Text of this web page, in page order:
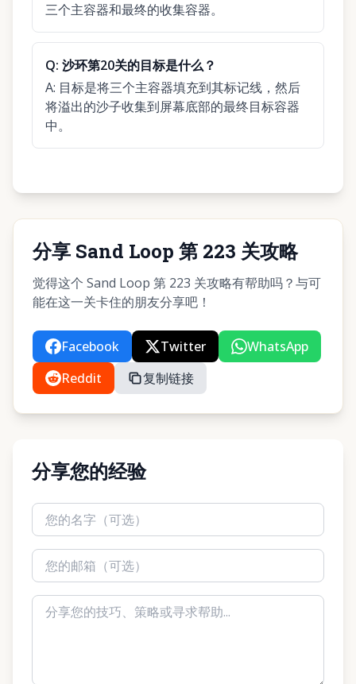
三个主容器和最终的收集容器。
Q: 沙环第20关的目标是什么？
A: 目标是将三个主容器填充到其标记线，然后
将溢出的沙子收集到屏幕底部的最终目标容器
中。
分享 Sand Loop 第 223 关攻略
觉得这个 Sand Loop 第 223 关攻略有帮助吗？与可
能在这一关卡住的朋友分享吧！
Facebook Twitter
WhatsApp
Reddit
复制链接
分享您的经验